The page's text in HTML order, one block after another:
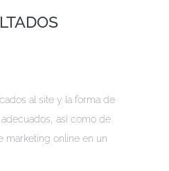
al site y la forma de
así como de
marketing online en un